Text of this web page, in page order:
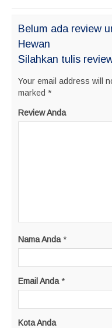
Belum ada review
Hewan
Silahkan tulis
Your email address will
marked *
Review Anda
Nama Anda *
Email Anda *
Kota Anda